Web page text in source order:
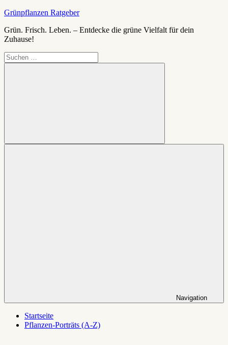
Zum
springen
Grünpflanzen Ratgeber
Grün. Frisch. Leben. – Entdecke die grüne Vielfalt für dein
Zuhause!
Suchen
nach:
Suchen
Navigation
Startseite
Pflanzen-Porträts (A-Z)